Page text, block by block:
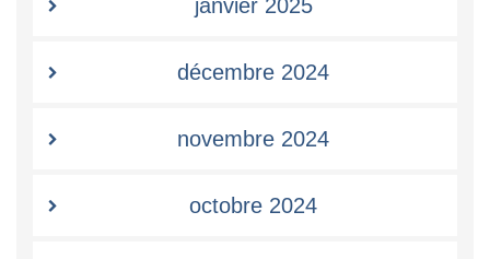
janvier 2025
décembre 2024
novembre 2024
octobre 2024